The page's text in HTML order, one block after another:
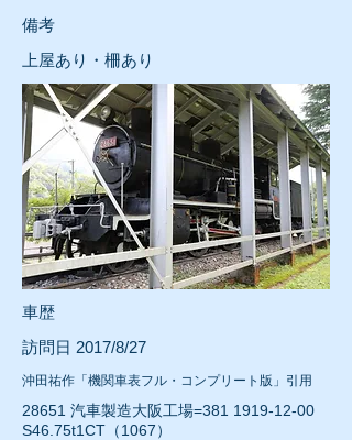
​備考
上屋あり・柵あり
車歴
訪問日 2017/8/27
沖田祐作「機関車表フル・コンプリート版」引用
28651 汽車製造大阪工場=381 1919-12-00
S46.75t1CT（1067）